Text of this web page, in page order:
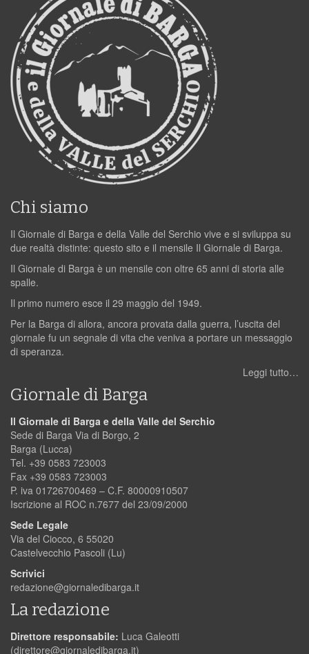
Chi siamo
Il Giornale di Barga e della Valle del Serchio vive e si sviluppa su
due realtà distinte: questo sito e il mensile Il Giornale di Barga.
Il Giornale di Barga è un mensile con oltre 65 anni di storia alle
spalle.
Il primo numero esce il 29 maggio del 1949.
Per la Barga di allora, ancora provata dalla guerra, l’uscita del
giornale fu un segnale di vita che veniva a portare un messaggio
di speranza.
Leggi tutto…
Giornale di Barga
Il Giornale di Barga e della Valle del Serchio
Sede di Barga Via di Borgo, 2
Barga (Lucca)
Tel. +39 0583 723003
Fax +39 0583 723003
P. iva 01726700469 – C.F. 80000910507
Iscrizione al ROC n.7677 del 23/09/2000
Sede Legale
Via del Ciocco, 6 55020
Castelvecchio Pascoli (Lu)
Scrivici
redazione@giornaledibarga.it
La redazione
Direttore responsabile: Luca Galeotti
(direttore@giornaledibarga.it)